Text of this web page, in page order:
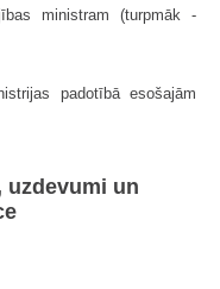
ministram (turpmāk -
padotībā esošajām
uzdevumi un